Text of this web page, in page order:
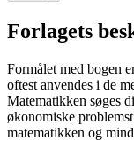
Introduktion til
Forfatter:Gustav
Forlagets
Formålet med bogen
oftest anvendes i de
Matematikken søges
økonomiske
matematikken og